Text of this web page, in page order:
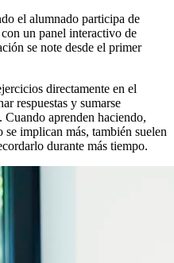
el alumnado participa de
un panel interactivo de
se note desde el primer
directamente en el
respuestas y sumarse
aprenden haciendo,
implican más, también suelen
durante más tiempo.